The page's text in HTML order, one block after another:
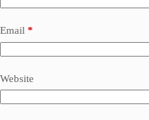
Email *
Website